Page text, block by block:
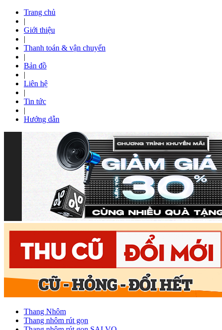
Trang chủ
|
Giới thiệu
|
Thanh toán & vận chuyển
|
Bản đồ
|
Liên hệ
|
Tin tức
|
Hướng dẫn
Thang Nhôm
Thang nhôm rút gọn